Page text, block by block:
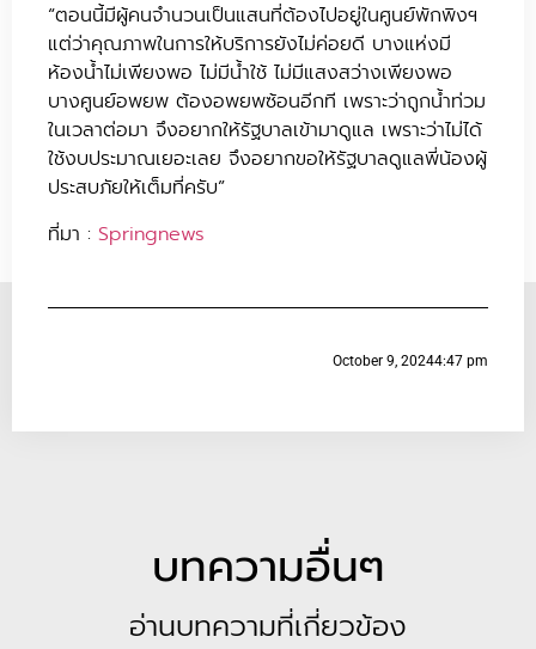
“ตอนนี้มีผู้คนจำนวนเป็นแสนที่ต้องไปอยู่ในศูนย์พักพิงฯ
แต่ว่าคุณภาพในการให้บริการยังไม่ค่อยดี บางแห่งมี
ห้องน้ำไม่เพียงพอ ไม่มีน้ำใช้ ไม่มีแสงสว่างเพียงพอ
บางศูนย์อพยพ ต้องอพยพซ้อนอีกที เพราะว่าถูกน้ำท่วม
ในเวลาต่อมา จึงอยากให้รัฐบาลเข้ามาดูแล เพราะว่าไม่ได้
ใช้งบประมาณเยอะเลย จึงอยากขอให้รัฐบาลดูแลพี่น้องผู้
ประสบภัยให้เต็มที่ครับ”
ที่มา : Springnews
October 9, 20244:47 pm
บทความอื่นๆ
อ่านบทความที่เกี่ยวข้อง